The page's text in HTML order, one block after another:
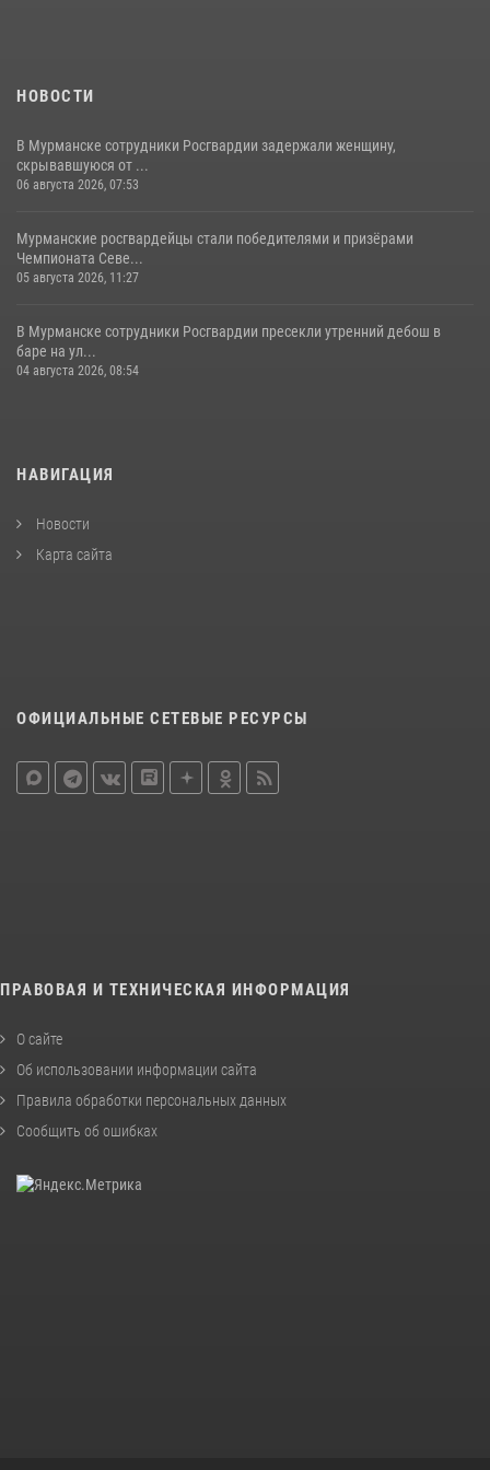
НОВОСТИ
В Мурманске сотрудники Росгвардии задержали женщину,
скрывавшуюся от ...
06 августа 2026, 07:53
Мурманские росгвардейцы стали победителями и призёрами
Чемпионата Севе...
05 августа 2026, 11:27
В Мурманске сотрудники Росгвардии пресекли утренний дебош в
баре на ул...
04 августа 2026, 08:54
НАВИГАЦИЯ
Новости
Карта сайта
ОФИЦИАЛЬНЫЕ СЕТЕВЫЕ РЕСУРСЫ
ПРАВОВАЯ И ТЕХНИЧЕСКАЯ ИНФОРМАЦИЯ
О сайте
Об использовании информации сайта
Правила обработки персональных данных
Сообщить об ошибках